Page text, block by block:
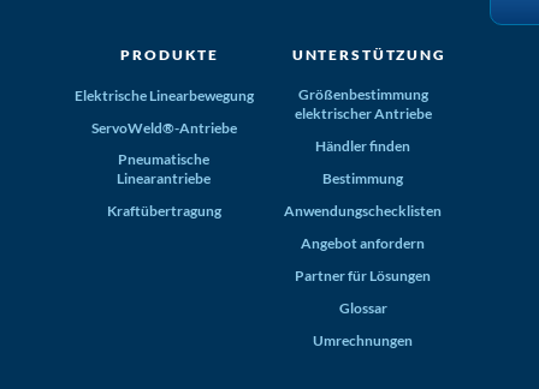
PRODUKTE
Elektrische Linearbewegung
ServoWeld®-Antriebe
Pneumatische
Linearantriebe
Kraftübertragung
UNTERSTÜTZUNG
Größenbestimmung
elektrischer Antriebe
Händler finden
Bestimmung
Anwendungschecklisten
Angebot anfordern
Partner für Lösungen
Glossar
Umrechnungen